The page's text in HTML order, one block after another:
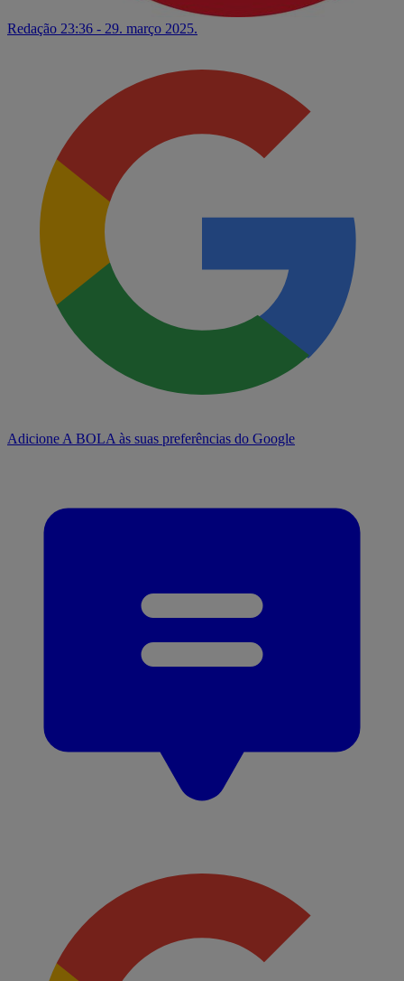
Redação 23:36 - 29. março 2025.
Adicione A BOLA às suas preferências do Google